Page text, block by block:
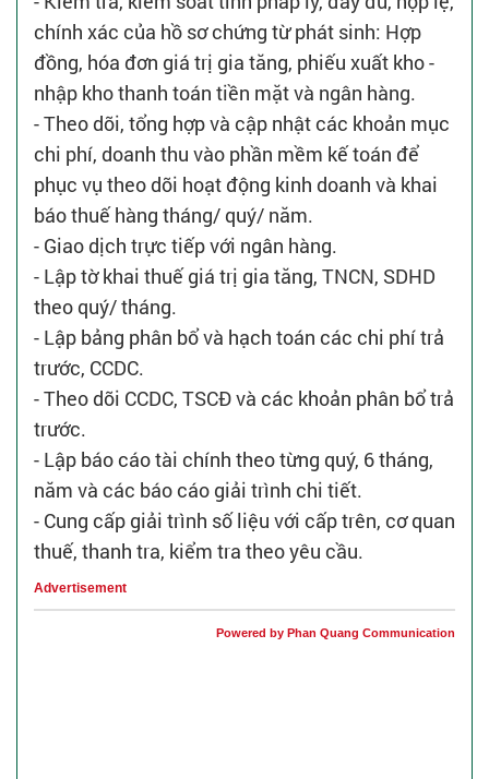
chính xác của hồ sơ chứng từ phát sinh: Hợp
đồng, hóa đơn giá trị gia tăng, phiếu xuất kho -
nhập kho thanh toán tiền mặt và ngân hàng.
- Theo dõi, tổng hợp và cập nhật các khoản mục
chi phí, doanh thu vào phần mềm kế toán để
phục vụ theo dõi hoạt động kinh doanh và khai
báo thuế hàng tháng/ quý/ năm.
- Giao dịch trực tiếp với ngân hàng.
- Lập tờ khai thuế giá trị gia tăng, TNCN, SDHD
theo quý/ tháng.
- Lập bảng phân bổ và hạch toán các chi phí trả
trước, CCDC.
- Theo dõi CCDC, TSCĐ và các khoản phân bổ trả
trước.
- Lập báo cáo tài chính theo từng quý, 6 tháng,
năm và các báo cáo giải trình chi tiết.
- Cung cấp giải trình số liệu với cấp trên, cơ quan
thuế, thanh tra, kiểm tra theo yêu cầu.
Advertisement
Powered by Phan Quang Communication